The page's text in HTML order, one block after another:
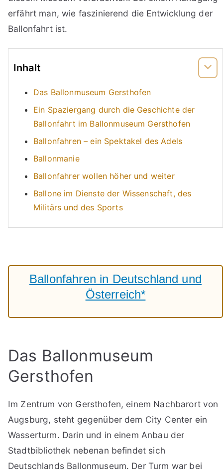
erfährt man, wie faszinierend die Entwicklung der
Ballonfahrt ist.
Inhalt
Das Ballonmuseum Gersthofen
Ein Spaziergang durch die Geschichte der
Ballonfahrt im Ballonmuseum Gersthofen
Ballonfahren – ein Spektakel des Adels
Ballonmanie
Ballonfahrer wollen höher und weiter
Ballone im Dienste der Wissenschaft, des
Militärs und des Sports
Ballonfahren in Deutschland und
Österreich*
Das Ballonmuseum
Gersthofen
Im Zentrum von Gersthofen, einem Nachbarort von
Augsburg, steht gegenüber dem City Center ein
Wasserturm. Darin und in einem Anbau der
Stadtbibliothek nebenan befindet sich
Deutschlands Ballonmuseum. Der Turm war bei